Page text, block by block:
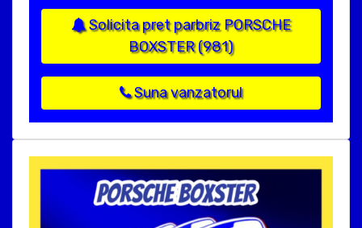
Solicita pret parbriz PORSCHE
BOXSTER (981)
Suna vanzatorul